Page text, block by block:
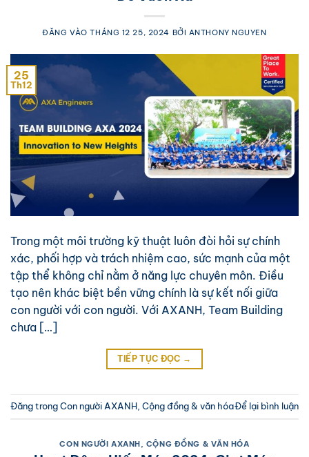
ĐĂNG VÀOTHÁNG 12 25, 2024 BỞI ANTHONY NGUYEN
25
Th12
Trong một môi trường kỹ thuật luôn đòi hỏi sự chính
xác, phối hợp và trách nhiệm cao, sức mạnh của một
tập thể không chỉ nằm ở năng lực chuyên môn. Điều
tạo nên khác biệt bền vững chính là sự kết nối giữa
con người với con người. Với AXANH, Team Building
chưa […]
TIẾP TỤC ĐỌC →
Đăng trongCon người AXANH Cộng đồng & văn hóaĐể lại bình luận
CON NGƯỜI AXANH CỘNG ĐỒNG & VĂN HÓA